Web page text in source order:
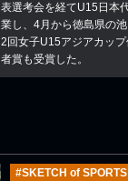
表選考会を経てU15日本
業し、4月から徳島県の
2回女子U15アジアカッ
者賞も受賞した。
#SKETCH of SPORTS